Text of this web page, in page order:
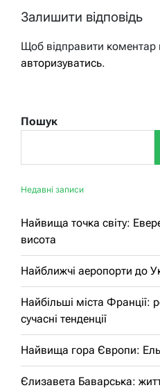
Залишити відповідь
Щоб відправити коментар
авторизуватись.
Пошук
Недавні записи
Найвища точка світу:
висота
Найближчі аеропорти до
Найбільші міста Франції:
сучасні тенденції
Найвища гора Європи:
Єлизавета Баварська: